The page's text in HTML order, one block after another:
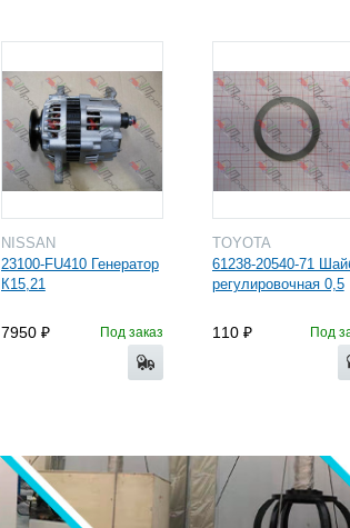
NISSAN
23100-FU410 Генератор
К15,21
7950 Под заказ
TOYOTA
61238-20540-71
регулировочная 0,5
110 Под